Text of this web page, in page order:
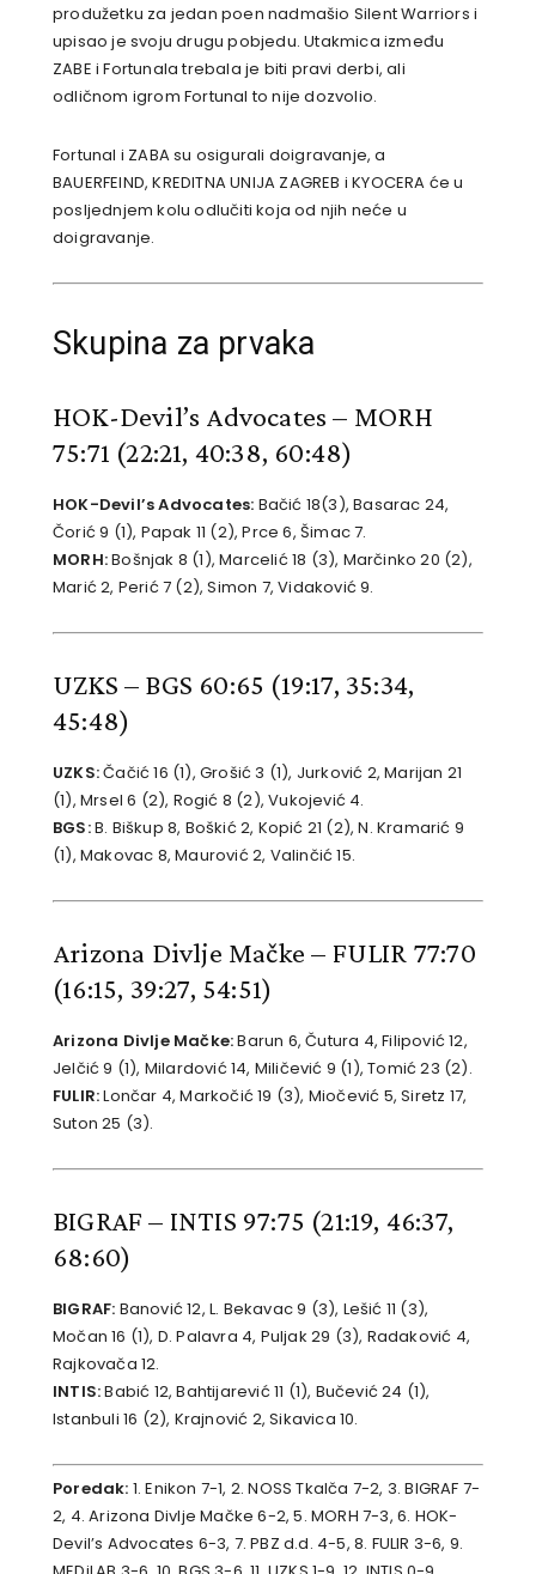
produžetku za jedan poen nadmašio Silent Warriors i
upisao je svoju drugu pobjedu. Utakmica između
ZABE i Fortunala trebala je biti pravi derbi, ali
odličnom igrom Fortunal to nije dozvolio.
Fortunal i ZABA su osigurali doigravanje, a
BAUERFEIND, KREDITNA UNIJA ZAGREB i KYOCERA će u
posljednjem kolu odlučiti koja od njih neće u
doigravanje.
Skupina za prvaka
HOK-Devil’s Advocates – MORH
75:71 (22:21, 40:38, 60:48)
HOK-Devil’s Advocates: Bačić 18(3), Basarac 24,
Čorić 9 (1), Papak 11 (2), Prce 6, Šimac 7.
MORH:Bošnjak 8 (1), Marcelić 18 (3), Marčinko 20 (2),
Marić 2, Perić 7 (2), Simon 7, Vidaković 9.
UZKS – BGS 60:65 (19:17, 35:34,
45:48)
UZKS:Čačić 16 (1), Grošić 3 (1), Jurković 2, Marijan 21
(1), Mrsel 6 (2), Rogić 8 (2), Vukojević 4.
BGS:B. Biškup 8, Boškić 2, Kopić 21 (2), N. Kramarić 9
(1), Makovac 8, Maurović 2, Valinčić 15.
Arizona Divlje Mačke – FULIR 77:70
(16:15, 39:27, 54:51)
Arizona Divlje Mačke:Barun 6, Čutura 4, Filipović 12,
Jelčić 9 (1), Milardović 14, Miličević 9 (1), Tomić 23 (2).
FULIR:Lončar 4, Markočić 19 (3), Miočević 5, Siretz 17,
Suton 25 (3).
BIGRAF – INTIS 97:75 (21:19, 46:37,
68:60)
BIGRAF: Banović 12, L. Bekavac 9 (3), Lešić 11 (3),
Močan 16 (1), D. Palavra 4, Puljak 29 (3), Radaković 4,
Rajkovača 12.
INTIS:Babić 12, Bahtijarević 11 (1), Bučević 24 (1),
Istanbuli 16 (2), Krajnović 2, Sikavica 10.
Poredak: 1. Enikon 7-1, 2. NOSS Tkalča 7-2, 3. BIGRAF 7-
2, 4. Arizona Divlje Mačke 6-2, 5. MORH 7-3, 6. HOK-
Devil’s Advocates 6-3, 7. PBZ d.d. 4-5, 8. FULIR 3-6, 9.